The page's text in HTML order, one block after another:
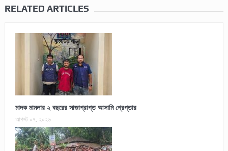
RELATED ARTICLES
মাদক মামলার ২ বছরের সাজাপ্রাপ্ত আসামি গ্রেপ্তার
আগস্ট ০৭, ২০২৬